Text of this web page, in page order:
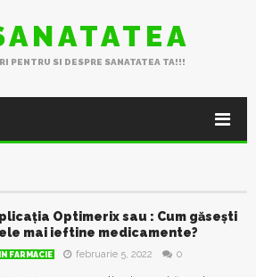
PENTRU SI DESPRE SANATATEA TA!!!
Optimerix sau : Cum găseşti
mai ieftine medicamente?
FARMACIE februarie 5, 2022 0